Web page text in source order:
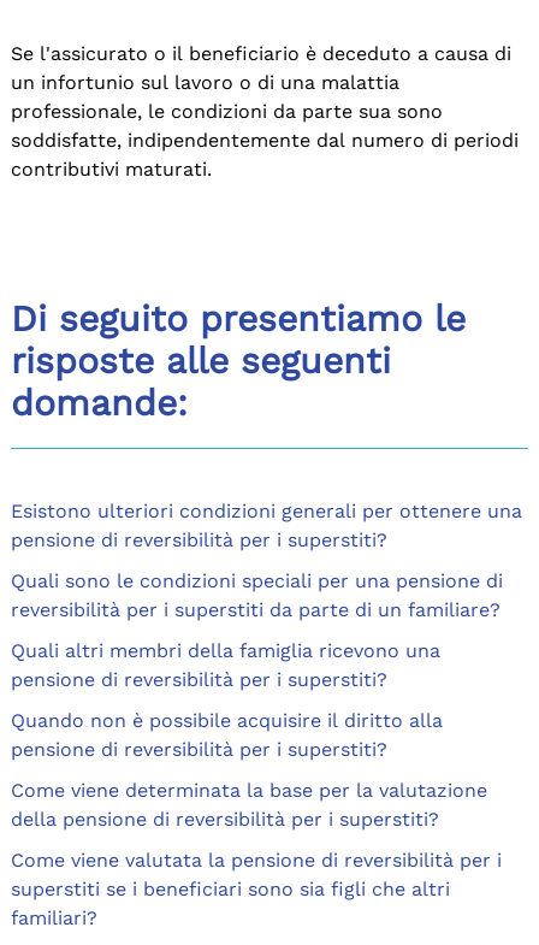
Se l'assicurato o il beneficiario è deceduto a causa di
un infortunio sul lavoro o di una malattia
professionale, le condizioni da parte sua sono
soddisfatte, indipendentemente dal numero di periodi
contributivi maturati.
Di seguito presentiamo le
risposte alle seguenti
domande:
Esistono ulteriori condizioni generali per ottenere una
pensione di reversibilità per i superstiti?
Quali sono le condizioni speciali per una pensione di
reversibilità per i superstiti da parte di un familiare?
Quali altri membri della famiglia ricevono una
pensione di reversibilità per i superstiti?
Quando non è possibile acquisire il diritto alla
pensione di reversibilità per i superstiti?
Come viene determinata la base per la valutazione
della pensione di reversibilità per i superstiti?
Come viene valutata la pensione di reversibilità per i
superstiti se i beneficiari sono sia figli che altri
familiari?